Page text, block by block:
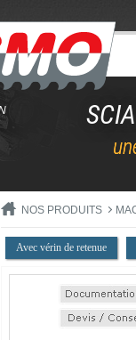
NOS PRODUITS
Avec vérin de retenue